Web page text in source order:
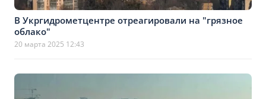
В Укргидрометцентре отреагировали на "грязное
облако"
20 марта 2025 12:43